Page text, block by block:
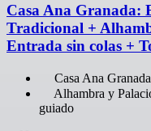
Casa Ana Granada:
Tradicional +
Entrada sin colas +
Casa Ana
Alhambra y
guiado